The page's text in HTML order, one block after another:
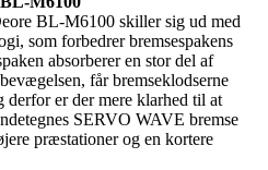
BL-M6100 skiller sig ud med
som forbedrer bremsespakens
absorberer en stor del af
får bremseklodserne
er der mere klarhed til at
SERVO WAVE bremse
præstationer og en kortere